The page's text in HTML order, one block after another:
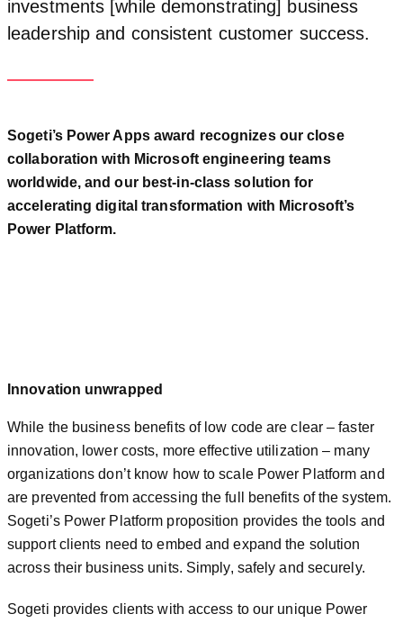
investments [while demonstrating] business
leadership and consistent customer success.
Sogeti’s Power Apps award recognizes our close
collaboration with Microsoft engineering teams
worldwide, and our best-in-class solution for
accelerating digital transformation with Microsoft’s
Power Platform.
Innovation unwrapped
While the business benefits of low code are clear – faster
innovation, lower costs, more effective utilization – many
organizations don’t know how to scale Power Platform and
are prevented from accessing the full benefits of the system.
Sogeti’s Power Platform proposition provides the tools and
support clients need to embed and expand the solution
across their business units. Simply, safely and securely.
Sogeti provides clients with access to our unique Power